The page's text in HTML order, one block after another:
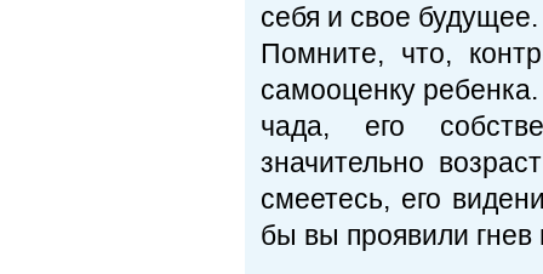
себя и свое
Помните, что,
самооценку
чада, его
значительно
смеетесь, его
бы вы проявили